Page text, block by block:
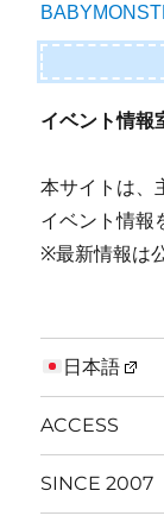
イベント情報
本サイトは、
イベント情報
※最新情報は
日本語
ACCESS
SINCE 2007